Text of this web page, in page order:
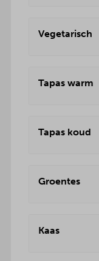
Vegetarisch
Tapas warm
Tapas koud
Groentes
Kaas